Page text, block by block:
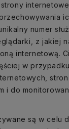
numer
z jakiej
internetową.
w
i do
są w celu